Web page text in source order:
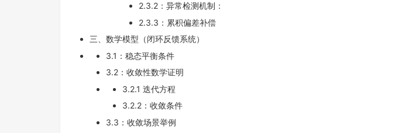
2.3.2：异常检测机制：
2.3.3：累积偏差补偿
三、数学模型（闭环反馈系统）
3.1：稳态平衡条件
3.2：收敛性数学证明
3.2.1 迭代方程
3.2.2：收敛条件
3.3：收敛场景举例